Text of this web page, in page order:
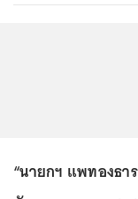
“นายกฯ แพทองธา